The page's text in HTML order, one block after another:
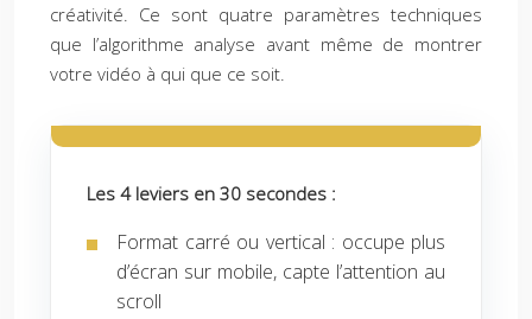
créativité. Ce sont quatre paramètres techniques
que l’algorithme analyse avant même de montrer
votre vidéo à qui que ce soit.
Les 4 leviers en 30 secondes :
Format carré ou vertical : occupe plus
d’écran sur mobile, capte l’attention au
scroll